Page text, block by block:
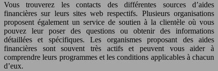
Vous trouverez les contacts des différentes sources d’aides
financières sur leurs sites web respectifs. Plusieurs organisations
proposent également un service de soutien à la clientèle où vous
pouvez leur poser des questions ou obtenir des informations
détaillées et spécifiques. Les organismes proposant des aides
financières sont souvent très actifs et peuvent vous aider à
comprendre leurs programmes et les conditions applicables à chacun
d’eux.